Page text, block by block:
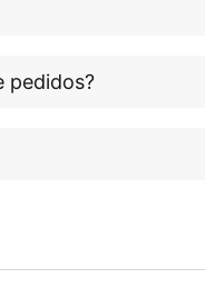
pedidos?